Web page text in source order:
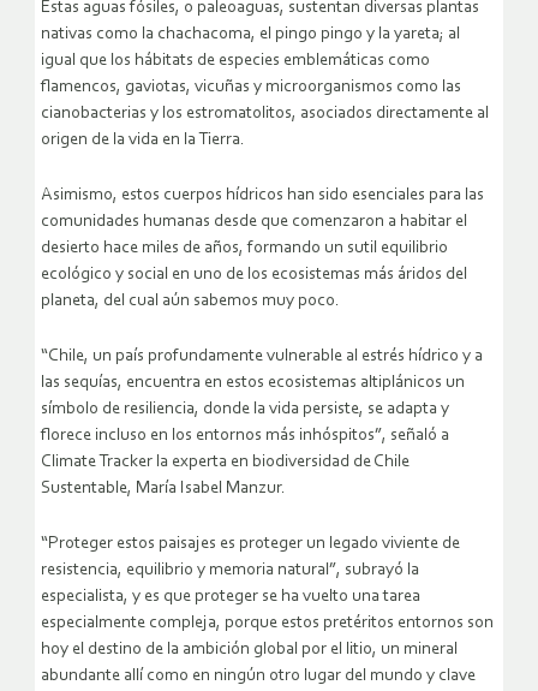
Estas aguas fósiles, o paleoaguas, sustentan diversas plantas
nativas como la chachacoma, el pingo pingo y la yareta; al
igual que los hábitats de especies emblemáticas como
flamencos, gaviotas, vicuñas y microorganismos como las
cianobacterias y los estromatolitos, asociados directamente al
origen de la vida en la Tierra.
Asimismo, estos cuerpos hídricos han sido esenciales para las
comunidades humanas desde que comenzaron a habitar el
desierto hace miles de años, formando un sutil equilibrio
ecológico y social en uno de los ecosistemas más áridos del
planeta, del cual aún sabemos muy poco.
“Chile, un país profundamente vulnerable al estrés hídrico y a
las sequías, encuentra en estos ecosistemas altiplánicos un
símbolo de resiliencia, donde la vida persiste, se adapta y
florece incluso en los entornos más inhóspitos”, señaló a
Climate Tracker la experta en biodiversidad de Chile
Sustentable, María Isabel Manzur.
“Proteger estos paisajes es proteger un legado viviente de
resistencia, equilibrio y memoria natural”, subrayó la
especialista, y es que proteger se ha vuelto una tarea
especialmente compleja, porque estos pretéritos entornos son
hoy el destino de la ambición global por el litio, un mineral
abundante allí como en ningún otro lugar del mundo y clave